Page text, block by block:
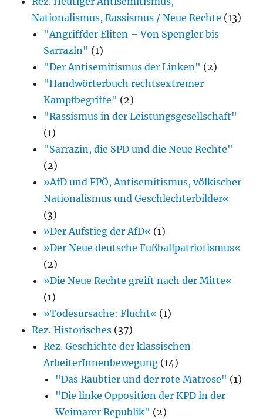
Nationalismus, Rassismus / Neue Rechte (13)
"Angriffder Eliten – Von Spengler bis
Sarrazin" (1)
"Der Antisemitismus der Linken" (2)
"Handwörterbuch rechtsextremer
Kampfbegriffe" (2)
"Rassismus in der Leistungsgesellschaft"
(1)
"Sarrazin, die SPD und die Neue Rechte"
(2)
»AfD und FPÖ, Antisemitismus, völkischer
Nationalismus und Geschlechterbilder«
(3)
»Der Aufstieg der AfD« (1)
»Der Neue deutsche Fußballpatriotismus«
(2)
»Die Neue Rechte greift nach der Mitte«
(1)
»Todesursache: Flucht« (1)
Rez. Historisches (37)
Rez. Geschichte der klassischen
ArbeiterInnenbewegung (14)
"Das Raubtier und der rote Matrose" (1)
"Die linke Opposition der KPD in der
Weimarer Republik" (2)